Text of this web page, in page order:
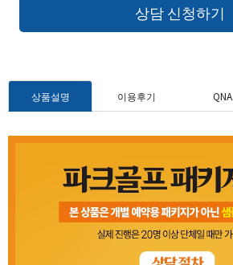
상담 신청하기
상품설명 이용후기 QNA